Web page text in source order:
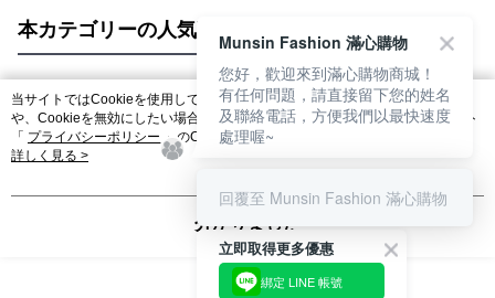
本カテゴリーの人気商品 サイト全体のランキング
人気タグ
当サイトではCookieを使用しています。当サイトのCookie使用に関する詳細
や、Cookieを無効にしたい場合のブラウザでの設定方法については、当サイト
「 プライバシーポリシー 」のCookieポリシーをご参照ください。お客さま
が、当サイトを引き続き使用される場合、当社がサイト利用規約のCookieポリ
詳しく見る >
分かりました
立即取得更多優惠
綁定 LINE 帳號
Munsin Fashion 滿心購物
您好，歡迎來到滿心購物商城！
有任何問題，請直接留下您的姓名
及聯絡電話，方便我們以最快速度
處理喔~
回覆至 Munsin Fashion 滿心購物